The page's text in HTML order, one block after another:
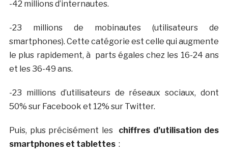
-42 millions d’internautes.
-23 millions de mobinautes (utilisateurs de
smartphones). Cette catégorie est celle qui augmente
le plus rapidement, à parts égales chez les 16-24 ans
et les 36-49 ans.
-23 millions d’utilisateurs de réseaux sociaux, dont
50% sur Facebook et 12% sur Twitter.
Puis, plus précisément les chiffres d’utilisation des
smartphones et tablettes: